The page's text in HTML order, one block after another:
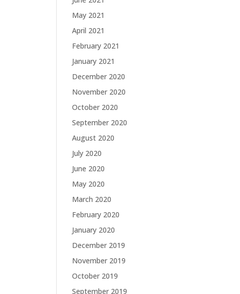
May 2021
April 2021
February 2021
January 2021
December 2020
November 2020
October 2020
September 2020
August 2020
July 2020
June 2020
May 2020
March 2020
February 2020
January 2020
December 2019
November 2019
October 2019
September 2019